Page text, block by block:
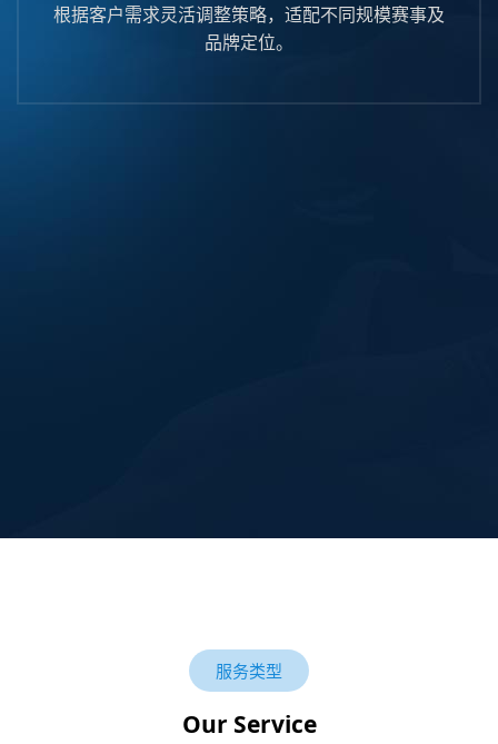
根据客户需求灵活调整策略，适配不同规模赛事及
品牌定位。
服务类型
Our Service